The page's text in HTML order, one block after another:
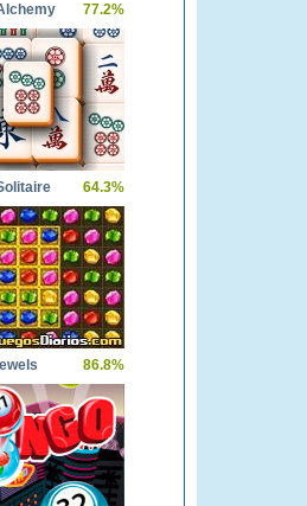
77.2%
64.3%
86.8%